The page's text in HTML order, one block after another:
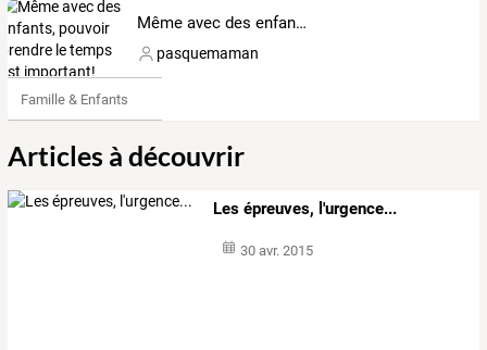
Même avec des enfants, pouvoir prendre le temps est important!
pasquemaman
Famille & Enfants
Articles à découvrir
Les épreuves, l'urgence...
30 avr. 2015